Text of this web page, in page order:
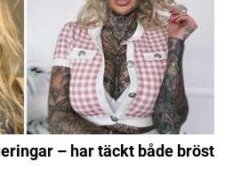
– har täckt både bröst